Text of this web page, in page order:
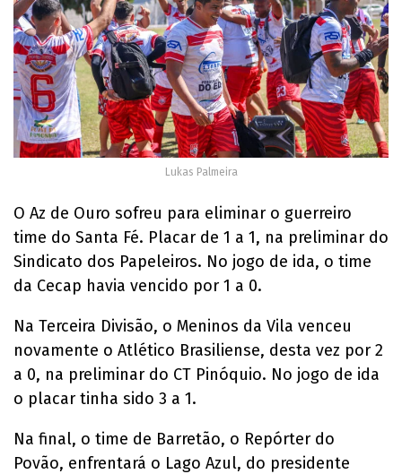
Lukas Palmeira
O Az de Ouro sofreu para eliminar o guerreiro
time do Santa Fé. Placar de 1 a 1, na preliminar do
Sindicato dos Papeleiros. No jogo de ida, o time
da Cecap havia vencido por 1 a 0.
Na Terceira Divisão, o Meninos da Vila venceu
novamente o Atlético Brasiliense, desta vez por 2
a 0, na preliminar do CT Pinóquio. No jogo de ida
o placar tinha sido 3 a 1.
Na final, o time de Barretão, o Repórter do
Povão, enfrentará o Lago Azul, do presidente